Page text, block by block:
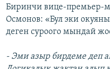
Биринчи вице-премьер-
Осмонов: «Бул эки
деген суроого мындай
- Эми азыр бирдеме